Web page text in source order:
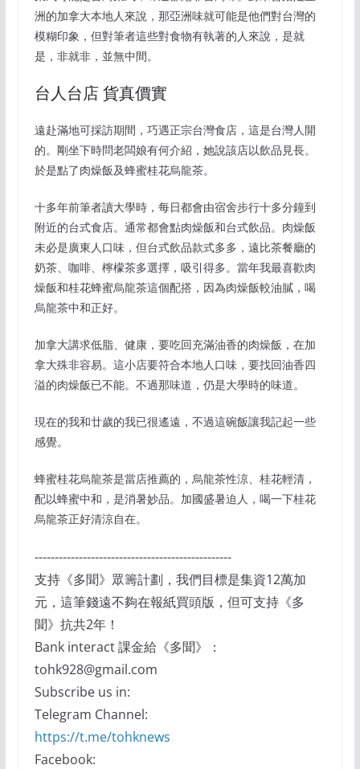
洲的加拿大本地人來說，那亞洲味就可能是他們對台灣的
模糊印象，但對筆者這些對食物有執著的人來說，是就
是，非就非，並無中間。
台人台店 貨真價實
遠赴滿地可採訪期間，巧遇正宗台灣食店，這是台灣人開
的。剛坐下時問老闆娘有何介紹，她說該店以飲品見長。
於是點了肉燥飯及蜂蜜桂花烏龍茶。
十多年前筆者讀大學時，每日都會由宿舍步行十多分鐘到
附近的台式食店。通常都會點肉燥飯和台式飲品。肉燥飯
未必是廣東人口味，但台式飲品款式多多，遠比茶餐廳的
奶茶、咖啡、檸檬茶多選擇，吸引得多。當年我最喜歡肉
燥飯和桂花蜂蜜烏龍茶這個配搭，因為肉燥飯較油膩，喝
烏龍茶中和正好。
加拿大講求低脂、健康，要吃回充滿油香的肉燥飯，在加
拿大殊非容易。這小店要符合本地人口味，要找回油香四
溢的肉燥飯已不能。不過那味道，仍是大學時的味道。
現在的我和廿歲的我已很遙遠，不過這碗飯讓我記起一些
感覺。
蜂蜜桂花烏龍茶是當店推薦的，烏龍茶性涼、桂花輕清，
配以蜂蜜中和，是消暑妙品。加國盛暑迫人，喝一下桂花
烏龍茶正好清涼自在。
-------------------------------------------------
支持《多聞》眾籌計劃，我們目標是集資12萬加
元，這筆錢遠不夠在報紙買頭版，但可支持《多
聞》抗共2年！
Bank interact 課金給《多聞》：
tohk928@gmail.com
Subscribe us in:
Telegram Channel:
https://t.me/tohknews
Facebook: